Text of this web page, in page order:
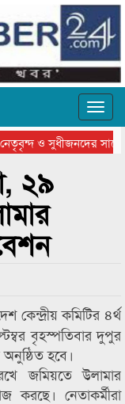
ও সুধীজনদের সাথে
গ্রুপ থিয়েটার
২৯
কেন্দ্রীয় কমিটির ৪র্থ
বৃহস্পতিবার দুপুর
হবে।
জমিয়তে উলামার
করছে। নেতাকর্মীরা